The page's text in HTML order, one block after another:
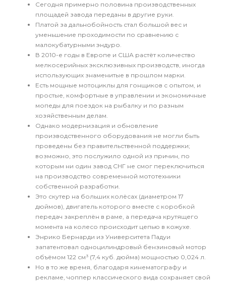
Сегодня примерно половина производственных
площадей завода переданы в другие руки.
Платой за дальнобойность стал большой вес и
уменьшение проходимости по сравнению с
малокубатурными эндуро.
В 2010-е годы в Европе и США растёт количество
мелкосерийных эксклюзивных производств, иногда
использующих знаменитые в прошлом марки.
Есть мощные мотоциклы для гонщиков с опытом, и
простые, комфортные в управлении и экономичные
мопеды для поездок на рыбалку и по разным
хозяйственным делам.
Однако модернизация и обновление
производственного оборудования не могли быть
проведены без правительственной поддержки;
возможно, это послужило одной из причин, по
которым ни один завод СНГ не смог переключиться
на производство современной мототехники
собственной разработки.
Это скутер на больших колёсах (диаметром 17
дюймов), двигатель которого вместе с коробкой
передач закреплён в раме, а передача крутящего
момента на колесо происходит цепью в кожухе.
Энрико Бернарди из Университета Падуи
запатентовал одноцилиндровый бензиновый мотор
объёмом 122 см³ (7,4 куб. дюйма) мощностью 0,024 л.
Но в то же время, благодаря кинематографу и
рекламе, чоппер классического вида сохраняет свой